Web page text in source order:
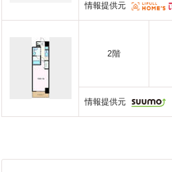
情報提供元
2階
情報提供元